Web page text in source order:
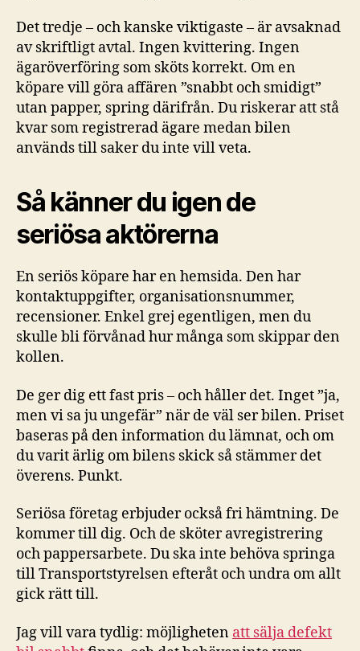
Det tredje – och kanske viktigaste – är avsaknad
av skriftligt avtal. Ingen kvittering. Ingen
ägaröverföring som sköts korrekt. Om en
köpare vill göra affären ”snabbt och smidigt”
utan papper, spring därifrån. Du riskerar att stå
kvar som registrerad ägare medan bilen
används till saker du inte vill veta.
Så känner du igen de
seriösa aktörerna
En seriös köpare har en hemsida. Den har
kontaktuppgifter, organisationsnummer,
recensioner. Enkel grej egentligen, men du
skulle bli förvånad hur många som skippar den
kollen.
De ger dig ett fast pris – och håller det. Inget ”ja,
men vi sa ju ungefär” när de väl ser bilen. Priset
baseras på den information du lämnat, och om
du varit ärlig om bilens skick så stämmer det
överens. Punkt.
Seriösa företag erbjuder också fri hämtning. De
kommer till dig. Och de sköter avregistrering
och pappersarbete. Du ska inte behöva springa
till Transportstyrelsen efteråt och undra om allt
gick rätt till.
Jag vill vara tydlig: möjligheten att sälja defekt